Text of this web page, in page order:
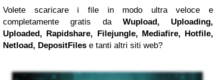
Volete scaricare i file in modo ultra veloce e
completamente gratis daWupload, Uploading,
Uploaded, Rapidshare, Filejungle, Mediafire, Hotfile,
Netload, DepositFiles e tanti altri siti web?